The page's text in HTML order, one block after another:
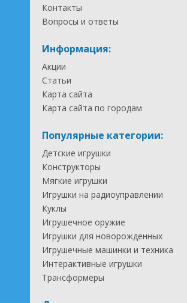
Контакты
Вопросы и ответы
Информация:
Акции
Статьи
Карта сайта
Карта сайта по городам
Популярные категории:
Детские игрушки
Конструкторы
Мягкие игрушки
Игрушки на радиоуправлении
Куклы
Игрушечное оружие
Игрушки для новорожденных
Игрушечные машинки и техника
Интерактивные игрушки
Трансформеры